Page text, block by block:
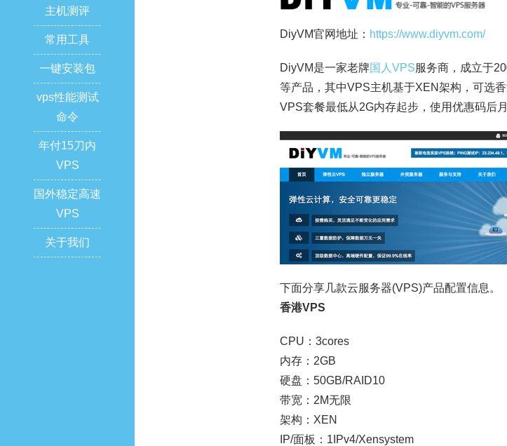
主机测评
常用工具
一键安装包
vps性能测试
命令
年付15刀内
VPS
国外稳定高速
VPS
关于我们
DiyVM官网地址： https://www.diyvm.com/
DiyVM是一家老牌国人VPS服务商，成立于
等产品，其中VPS主机基于XEN架构，可选
VPS套餐最低从2G内存起步，使用优惠码后
下面分享几款云服务器(VPS)产品配置信息。
香港VPS
CPU：3cores
内存：2GB
硬盘：50GB/RAID10
带宽：2M无限
架构：XEN
IP/面板：1IPv4/Xensystem